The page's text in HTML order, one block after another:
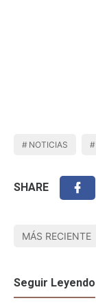
NOTICIAS
SHARE
MÁS RECIENTE
Seguir Leyendo